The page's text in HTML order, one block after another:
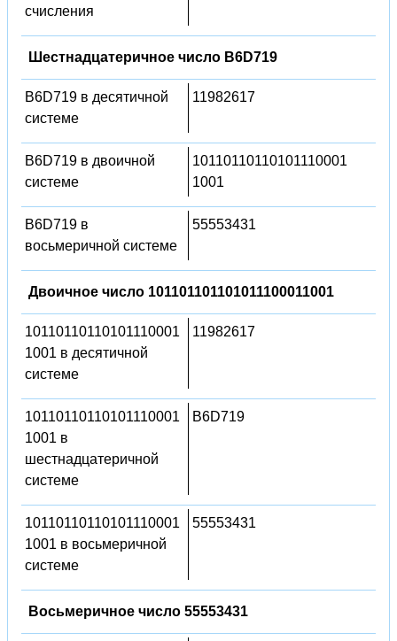
счисления
Шестнадцатеричное число B6D719
B6D719 в десятичной
системе
11982617
B6D719 в двоичной
системе
10110110110101110001
1001
B6D719 в
восьмеричной системе
55553431
Двоичное число 101101101101011100011001
10110110110101110001
1001 в десятичной
системе
11982617
10110110110101110001
1001 в
шестнадцатеричной
системе
B6D719
10110110110101110001
1001 в восьмеричной
системе
55553431
Восьмеричное число 55553431